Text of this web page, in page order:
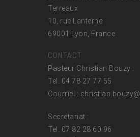
Terreaux
10, rue Lanterne
69001 Lyon, France
CONTACT
Pasteur Christian Bouzy :
Tel. 04 78 27 77 55
Courriel : christian.bouzy@
Secrétariat :
Tel. 07 82 28 60 96